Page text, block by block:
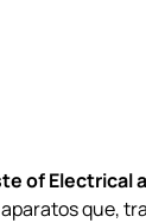
of Electrical
que,